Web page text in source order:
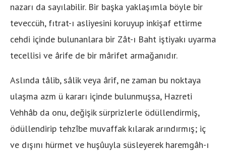
nazarı da sayılabilir. Bir başka yaklaşımla böyle bir
teveccüh, fıtrat-ı asliyesini koruyup inkişaf ettirme
cehdi içinde bulunanlara bir Zât-ı Baht iştiyakı uyarma
tecellisi ve ârife de bir mârifet armağanıdır.
Aslında tâlib, sâlik veya ârif, ne zaman bu noktaya
ulaşma azm ü kararı içinde bulunmuşsa, Hazreti
Vehhâb da onu, değişik sürprizlerle ödüllendirmiş,
ödüllendirip tehzîbe muvaffak kılarak arındırmış; iç
ve dışını hürmet ve huşûuyla süsleyerek haremgâh-ı